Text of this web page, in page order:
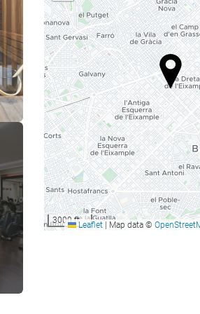
3000 ftLeaflet Map data ©